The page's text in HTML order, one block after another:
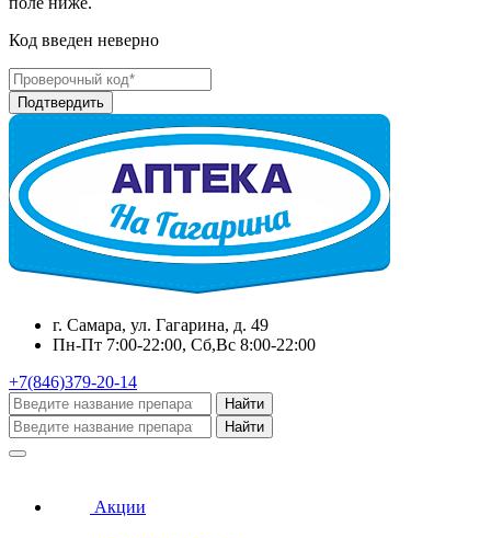
Код введен неверно
г. Самара, ул. Гагарина, д. 49
Пн-Пт 7:00-22:00, Сб,Вс 8:00-22:00
+7(846)379-20-14
Найти
Найти
Акции